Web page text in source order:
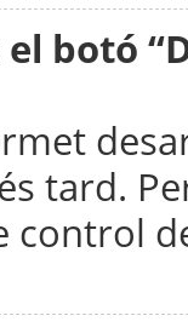
botó
tard.
control